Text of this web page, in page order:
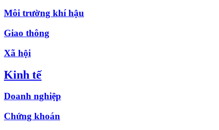
Môi trường khí hậu
Giao thông
Xã hội
Kinh tế
Doanh nghiệp
Chứng khoán